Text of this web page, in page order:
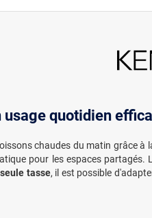
quotidien
chaudes du matin grâce à
pour les espaces partagés.
tasse, il est possible